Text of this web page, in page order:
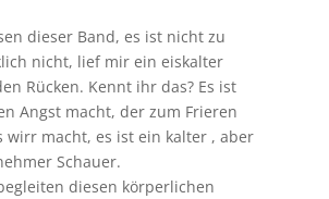
dieser Band, es ist nicht zu
nicht, lief mir ein eiskalter
Rücken. Kennt ihr das? Es ist
Angst macht, der zum Frieren
wirr macht, es ist ein kalter , aber
Schauer.
diesen körperlichen